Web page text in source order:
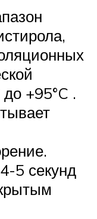
+95°C .
5 секунд